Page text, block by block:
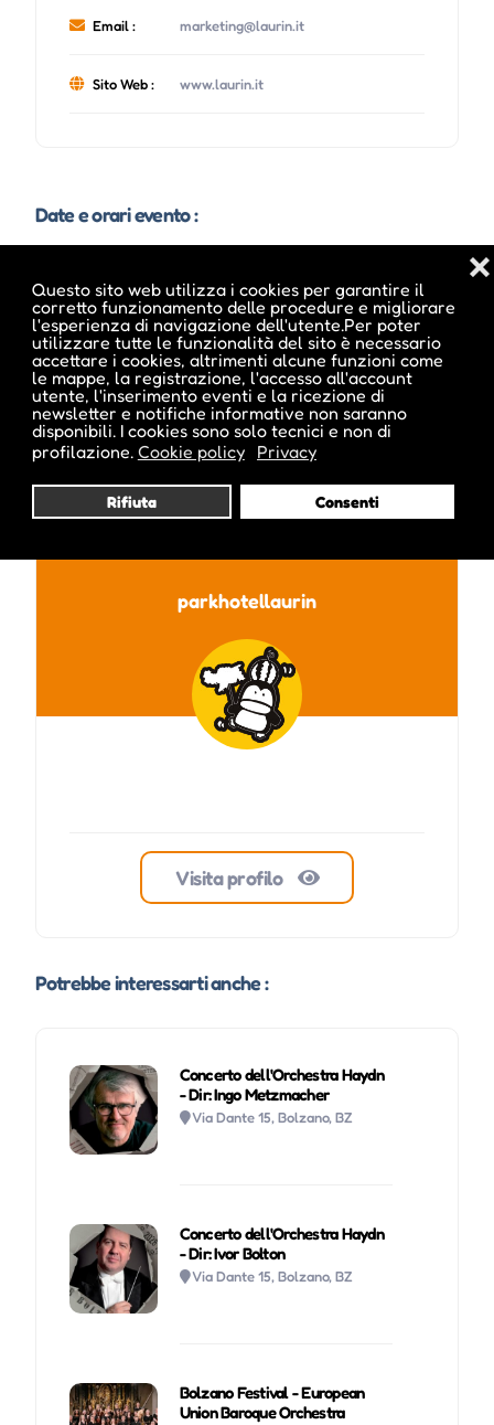
Questo sito web utilizza i cookies per garantire il
corretto funzionamento delle procedure e migliorare
l'esperienza di navigazione dell'utente.Per poter
utilizzare tutte le funzionalità del sito è necessario
accettare i cookies, altrimenti alcune funzioni come
le mappe, la registrazione, l'accesso all'account
utente, l'inserimento eventi e la ricezione di
newsletter e notifiche informative non saranno
disponibili. I cookies sono solo tecnici e non di
profilazione. Cookie policy Privacy
Rifiuta Consenti
❌
Email : marketing@laurin.it
Sito Web : www.laurin.it
Date e orari evento :
Pubblicato da :
parkhotellaurin
Visita profilo
Potrebbe interessarti anche :
Concerto dell'Orchestra Haydn
- Dir: Ingo Metzmacher
Via Dante 15, Bolzano, BZ
Concerto dell'Orchestra Haydn
- Dir: Ivor Bolton
Via Dante 15, Bolzano, BZ
Bolzano Festival - European
Union Baroque Orchestra